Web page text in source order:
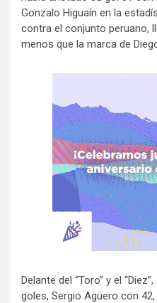
Gonzalo Higuaín en la
contra el conjunto peruano,
menos que la marca de
Delante del “Toro” y el
goles, Sergio Agüero con